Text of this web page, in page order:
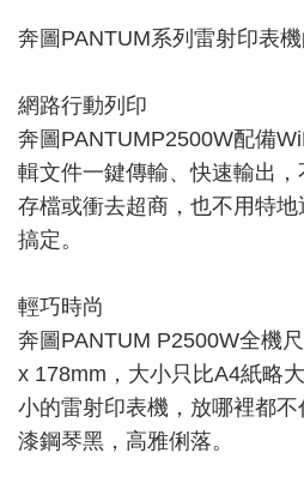
奔圖PANTUM系列雷射印表機
網路行動列印
奔圖PANTUMP2500W配備
輯文件一鍵傳輸、快速輸出
存檔或衝去超商，也不用特
搞定。
輕巧時尚
奔圖PANTUM P2500W全機
x 178mm，大小只比A4紙略
小的雷射印表機，放哪裡都
漆鋼琴黑，高雅俐落。